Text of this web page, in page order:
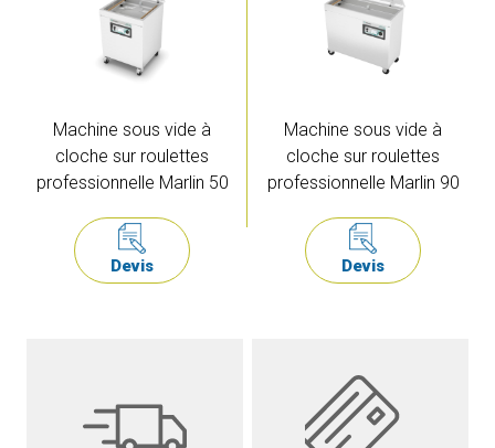
Machine sous vide à
cloche sur roulettes
professionnelle Marlin 50
Devis
Machine sous vide à
cloche sur roulettes
professionnelle Marlin 90
Devis